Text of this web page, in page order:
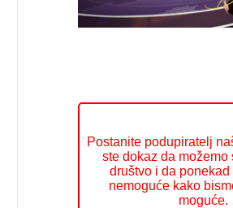
Postanite podupiratelj
ste dokaz da možemo
društvo i da
nemoguće kako
moguće.